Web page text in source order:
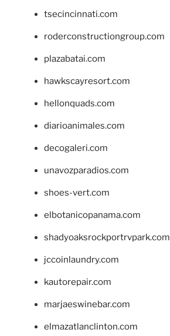
tsecincinnati.com
roderconstructiongroup.com
plazabatai.com
hawkscayresort.com
hellonquads.com
diarioanimales.com
decogaleri.com
unavozparadios.com
shoes-vert.com
elbotanicopanama.com
shadyoaksrockportrvpark.com
jccoinlaundry.com
kautorepair.com
marjaeswinebar.com
elmazatlanclinton.com